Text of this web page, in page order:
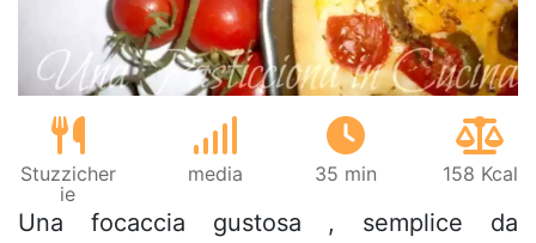
Stuzzicher
ie
media 35 min 158 Kcal
Una focaccia gustosa , semplice da